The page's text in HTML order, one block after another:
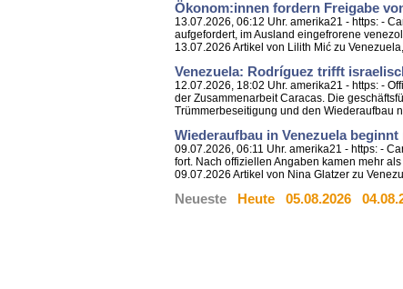
Ökonom:innen fordern Freigabe
13.07.2026, 06:12 Uhr. amerika21 - https: -
aufgefordert, im Ausland eingefrorene
13.07.2026 Artikel von Lilith Mić zu
Venezuela: Rodríguez trifft
12.07.2026, 18:02 Uhr. amerika21 - https: -
der Zusammenarbeit Caracas. Die
Trümmerbeseitigung und den Wiederaufbau
Wiederaufbau in Venezuela
09.07.2026, 06:11 Uhr. amerika21 - https: -
fort. Nach offiziellen Angaben kamen mehr
09.07.2026 Artikel von Nina Glatzer zu
Neueste Heute 05.08.2026